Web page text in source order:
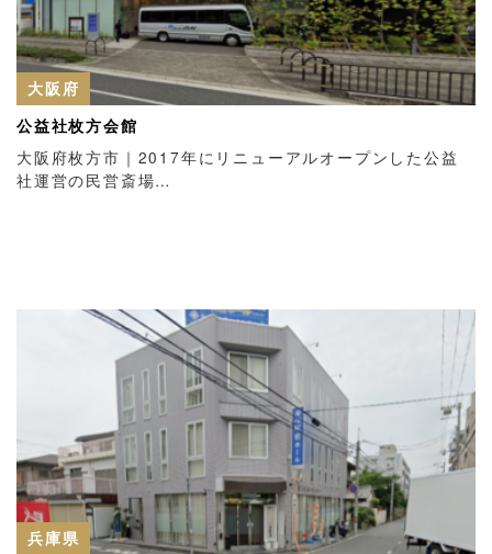
大阪府
公益社枚方会館
大阪府枚方市｜2017年にリニューアルオープンした公益
社運営の民営斎場…
兵庫県